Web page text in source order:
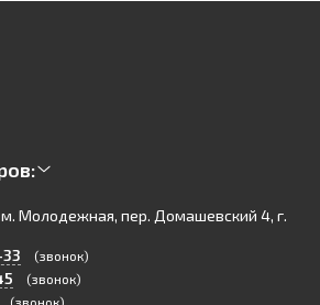
м. Молодежная, пер. Домашевский 4, г.
(звонок)
(звонок)
(звонок)